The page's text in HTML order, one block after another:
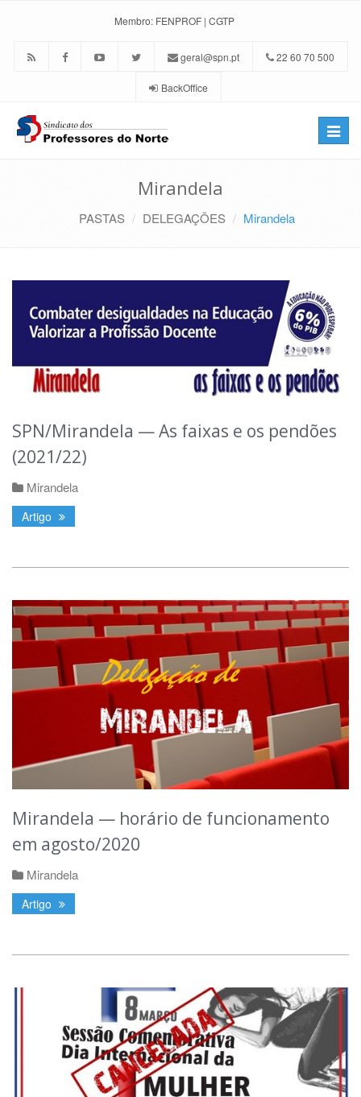
Membro: FENPROF | CGTP
geral@spn.pt 22 60 70 500
BackOffice
Toggle
Mirandela
PASTAS DELEGAÇÕES Mirandela
SPN/Mirandela — As faixas e os pendões
(2021/22)
Mirandela
Artigo
Mirandela — horário de funcionamento
em agosto/2020
Mirandela
Artigo